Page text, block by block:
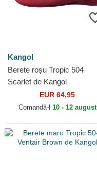
Kangol
Berete roșu Tropic 504
Scarlet de Kangol
EUR 64,95
Comandă-l 10 - 12 august